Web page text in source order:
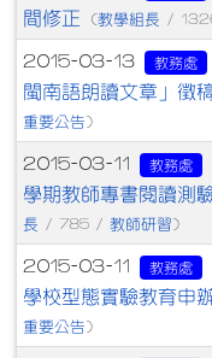
間修正
(教學組長 /
2015-03-13 教務處
閩南語朗讀文章」徵
重要公告 )
2015-03-11 教務處
學期教師專書閱讀測
長 / 785 / 教師研習 )
2015-03-11 教務處
學校型態實驗教育申
重要公告 )